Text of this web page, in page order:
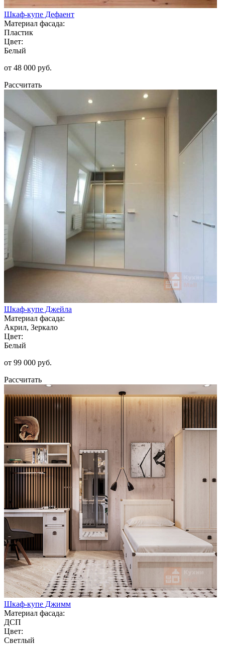
Шкаф-купе Дефаент
Материал фасада:
Пластик
Цвет:
Белый
от 48 000 руб.
Рассчитать
Шкаф-купе Джейла
Материал фасада:
Акрил, Зеркало
Цвет:
Белый
от 99 000 руб.
Рассчитать
Шкаф-купе Джимм
Материал фасада:
ДСП
Цвет:
Светлый